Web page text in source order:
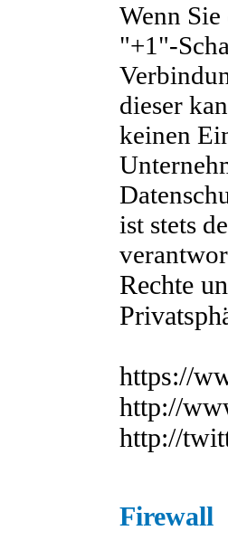
Wenn
"+1"-
dieser
keinen
ist stets
Rechte
https://
http://
http://
Firewall